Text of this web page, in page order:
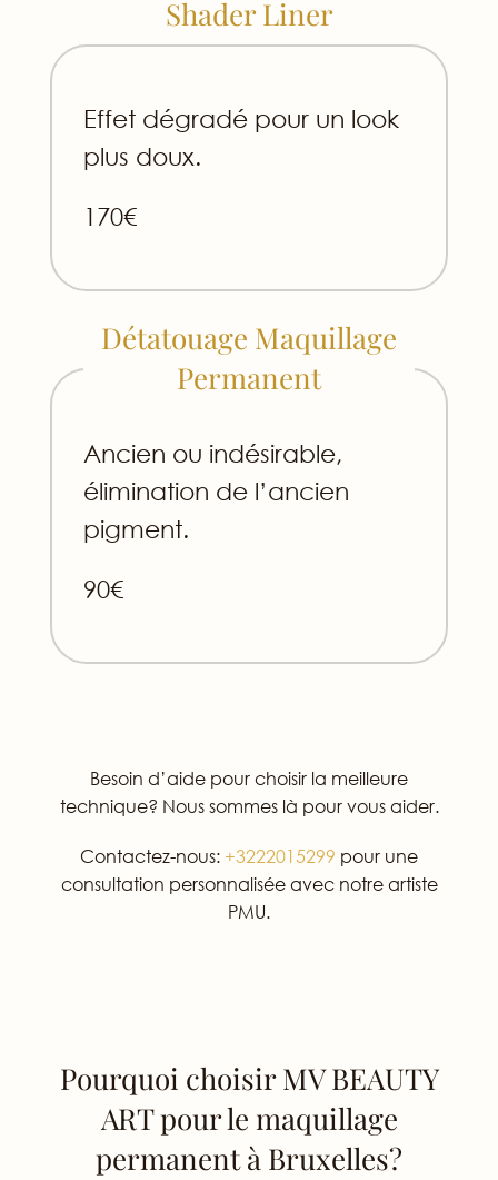
Shader Liner
Effet dégradé pour un look
plus doux.
170€
Détatouage Maquillage
Permanent
Ancien ou indésirable,
élimination de l’ancien
pigment.
90€
Besoin d’aide pour choisir la meilleure
technique? Nous sommes là pour vous aider.
Contactez-nous: +3222015299 pour une
consultation personnalisée avec notre artiste
PMU.
Pourquoi choisir MV BEAUTY
ART pour le maquillage
permanent à Bruxelles?